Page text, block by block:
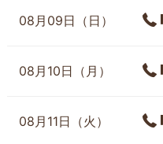
08月09日（日）
08月10日（月）
08月11日（火）